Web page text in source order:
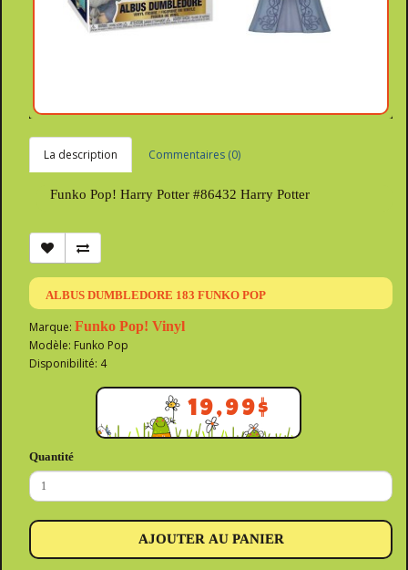
La description Commentaires (0)
Funko Pop! Harry Potter #86432 Harry Potter
ALBUS DUMBLEDORE 183 FUNKO POP
Marque: Funko Pop! Vinyl
Modèle: Funko Pop
Disponibilité: 4
19,99$
Quantité
AJOUTER AU PANIER